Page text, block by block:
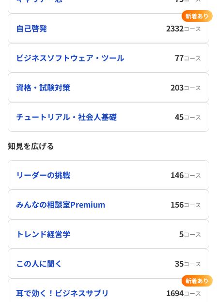
自己啓発 2332コース
新着あり
ビジネスソフトウェア・ツール 77コース
資格・試験対策 203コース
チュートリアル・社会人基礎 45コース
知見を広げる
リーダーの挑戦 146コース
みんなの相談室Premium 156コース
トレンド経営学 5コース
この人に聞く 35コース
耳で効く！ビジネスサプリ 1694コース
新着あり